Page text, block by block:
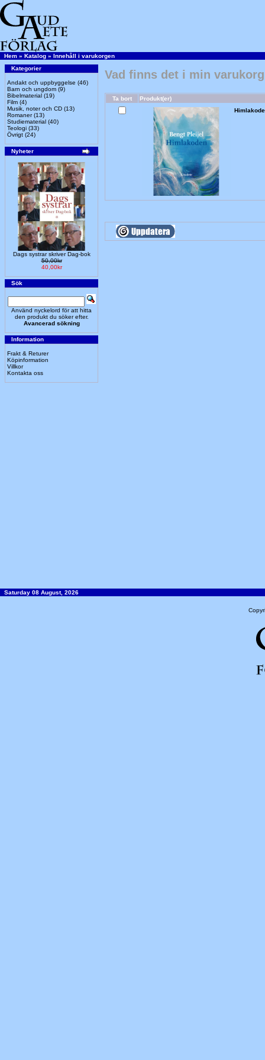
Hem » Katalog » Innehåll i varukorgen
Kategorier
Andakt och uppbyggelse (46)
Barn och ungdom (9)
Bibelmaterial (19)
Film (4)
Musik, noter och CD (13)
Romaner(13)
Studiematerial (40)
Teologi (33)
Övrigt (24)
Nyheter
Dags systrar skriver Dag-bok
50,00kr
40,00kr
Sök
Använd nyckelord för att hitta
den produkt du söker efter.
Avancerad sökning
Information
Frakt & Returer
Köpinformation
Villkor
Kontakta oss
Vad finns det i min
Ta bort
Produkt(er)
Saturday 08 August, 2026